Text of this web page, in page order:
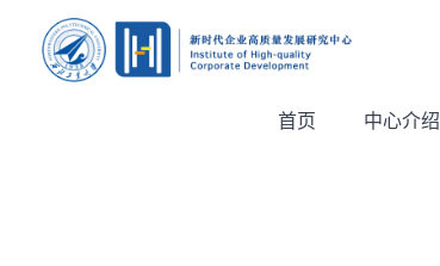
首页 中心介绍